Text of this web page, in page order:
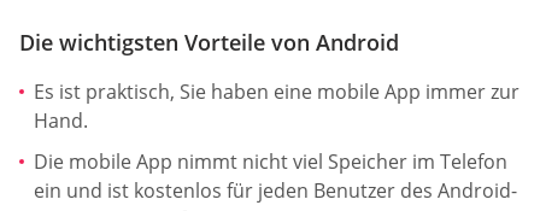
Die wichtigsten Vorteile von Android
Es ist praktisch, Sie haben eine mobile App immer zur
Hand.
Die mobile App nimmt nicht viel Speicher im Telefon
ein und ist kostenlos für jeden Benutzer des Android-